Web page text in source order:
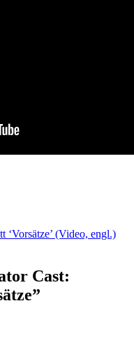
‘Vorsätze’ (Video, engl.)
Cast:
”